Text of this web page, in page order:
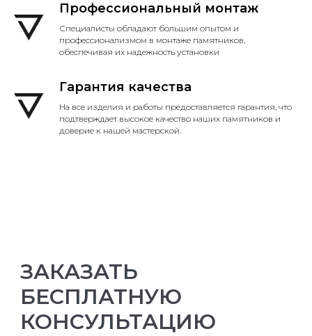
Профессиональный монтаж
Специалисты обладают большим опытом и
профессионализмом в монтаже памятников,
обеспечивая их надежность установки
Гарантия качества
На все изделия и работы предоставляется гарантия, что
подтверждает высокое качество наших памятников и
доверие к нашей мастерской.
ЗАКАЗАТЬ
БЕСПЛАТНУЮ
КОНСУЛЬТАЦИЮ